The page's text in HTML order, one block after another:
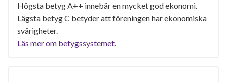
Högsta betyg A++ innebär en mycket god ekonomi.
Lägsta betyg C betyder att föreningen har ekonomiska
svårigheter.
Läs mer om betygssystemet.